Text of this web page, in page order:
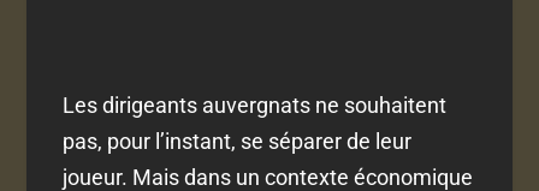
Les dirigeants auvergnats ne souhaitent
pas, pour l’instant, se séparer de leur
joueur. Mais dans un contexte économique